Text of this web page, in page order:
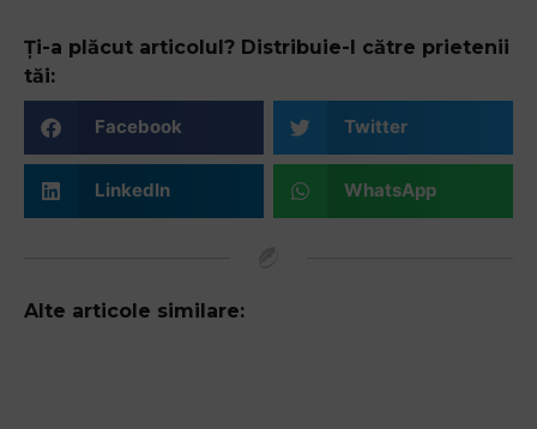
Ți-a plăcut articolul? Distribuie-l către prietenii
tăi:
Facebook Twitter
LinkedIn WhatsApp
Alte articole similare: